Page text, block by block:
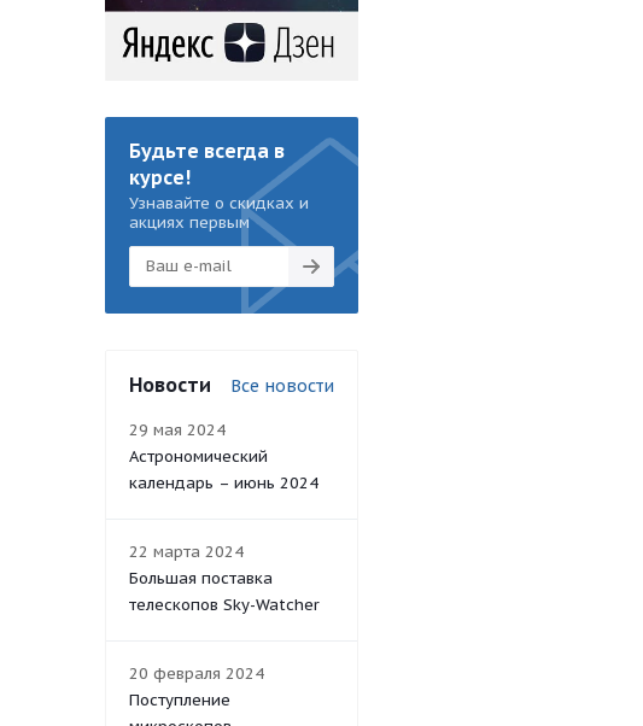
Будьте всегда в
курсе!
Узнавайте о скидках и
акциях первым
Новости Все новости
29 мая 2024
Астрономический
календарь – июнь 2024
22 марта 2024
Большая поставка
телескопов Sky-Watcher
20 февраля 2024
Поступление